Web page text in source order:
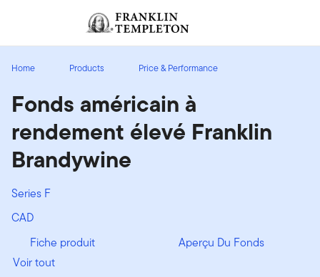
Header menu toggle
Ouverture de session
Home Products Price & Performance
Fonds américain à
rendement élevé Franklin
Brandywine
Series F
CAD
Fiche produit
Aperçu Du Fonds
Voir tout